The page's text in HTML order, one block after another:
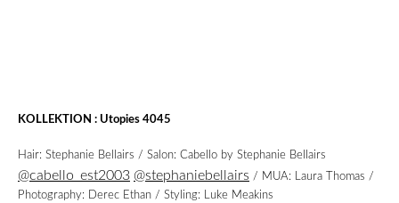
KOLLEKTION : Utopies 4045
Hair: Stephanie Bellairs / Salon: Cabello by Stephanie Bellairs
@cabello_est2003 @stephaniebellairs / MUA: Laura Thomas /
Photography: Derec Ethan / Styling: Luke Meakins